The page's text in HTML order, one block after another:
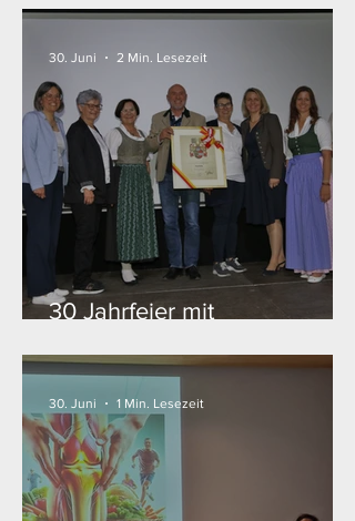
30 Jahrfeier mit
30. Juni 2 Min. Lesezeit
30. Juni 1 Min. Lesezeit